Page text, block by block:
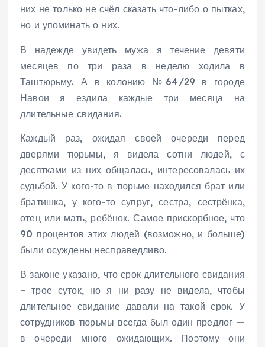
них не только не счёл сказать что-либо о пытках,
но и упоминать о них.
В надежде увидеть мужа я течение девяти
месяцев по три раза в неделю ходила в
Таштюрьму. А в колонию №64/29 в городе
Навои я ездила каждые три месяца на
длительные свидания.
Каждый раз, ожидая своей очереди перед
дверями тюрьмы, я видела сотни людей, с
десятками из них общалась, интересовалась их
судьбой. У кого-то в тюрьме находился брат или
братишка, у кого-то супруг, сестра, сестрёнка,
отец или мать, ребёнок. Самое прискорбное, что
90 процентов этих людей (возможно, и больше)
были осуждены несправедливо.
В законе указано, что срок длительного свидания
– трое суток, но я ни разу не видела, чтобы
длительное свидание давали на такой срок. У
сотрудников тюрьмы всегда был один предлог —
в очереди много ожидающих. Поэтому они